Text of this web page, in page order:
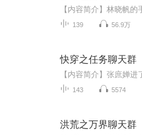
139 56.9万
快穿之任务聊天群
143 5574
洪荒之万界聊天群